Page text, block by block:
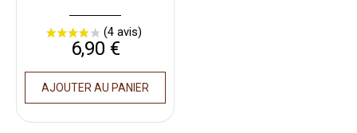
Prix
6,90 €
AJOUTER AU PANIER